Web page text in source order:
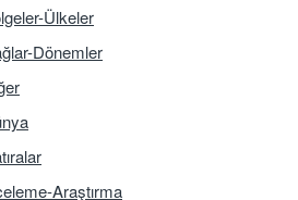
Ülkeler
Dönemler
Araştırma